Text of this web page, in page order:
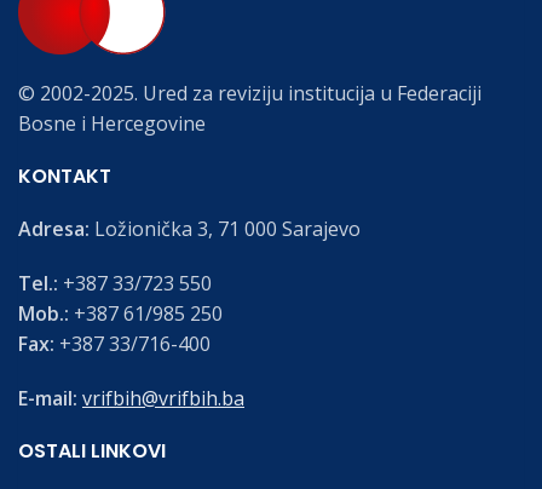
© 2002-2025. Ured za reviziju institucija u Federaciji
Bosne i Hercegovine
KONTAKT
Adresa: Ložionička 3, 71 000 Sarajevo
Tel.: +387 33/723 550
Mob.: +387 61/985 250
Fax: +387 33/716-400
E-mail: vrifbih@vrifbih.ba
OSTALI LINKOVI